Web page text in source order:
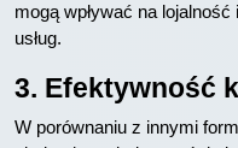
mogą wpływać na
usług.
3. Efektywność
W porównaniu z innymi